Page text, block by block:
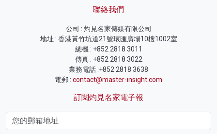
聯絡我們
公司 : 灼見名家傳媒有限公司
地址 : 香港黃竹坑道21號環匯廣場10樓1002室
總機 : +852 2818 3011
傳真 : +852 2818 3022
業務電話 :+852 2818 3638
電郵 : contact@master-insight.com
訂閱灼見名家電子報